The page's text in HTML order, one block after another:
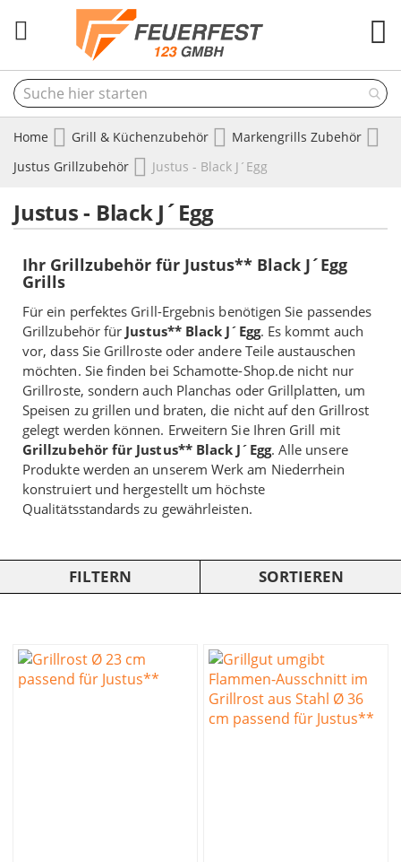
Home Grill & Küchenzubehör
Markengrills Zubehör
Justus Grillzubehör
Justus - Black J´Egg
Justus - Black J´Egg
Ihr Grillzubehör für Justus** Black J´Egg
Grills
Für ein perfektes Grill-Ergebnis benötigen Sie passendes
Grillzubehör für Justus** Black J´Egg. Es kommt auch
vor, dass Sie Grillroste oder andere Teile austauschen
möchten. Sie finden bei Schamotte-Shop.de nicht nur
Grillroste, sondern auch Planchas oder Grillplatten, um
Speisen zu grillen und braten, die nicht auf den Grillrost
gelegt werden können. Erweitern Sie Ihren Grill mit
Grillzubehör für Justus** Black J´Egg. Alle unsere
Produkte werden an unserem Werk am Niederrhein
konstruiert und hergestellt um höchste
Qualitätsstandards zu gewährleisten.
FILTERN SORTIEREN